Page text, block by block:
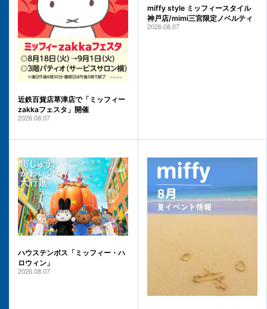
近鉄百貨店草津店で「ミッフィー
zakkaフェスタ」開催
2026.08.07
miffy style ミッフィースタイル
神戸店/mimi三宮限定ノベルティ
2026.08.07
ハウステンボス「ミッフィー・ハ
ロウィン」
2026.08.07